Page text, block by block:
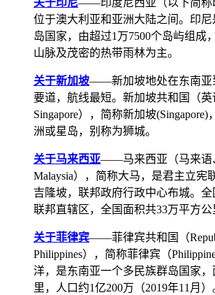
关于印尼——印度尼西亚（以下简称
位于澳大利亚和亚洲大陆之间。印
岛国家，由超过1万7500个岛屿组成
山脉及茂密的热带雨林为主。
关于新加坡——新加坡地处在东南亚
要道，航线最短。新加坡共和国（英
Singapore），简称新加坡
洲或星岛，别称为狮城。
关于马来西亚——马来西亚（马来语
Malaysia），简称大马，是君主立宪
吉隆坡，联邦政府行政中心布城。
联邦直辖区，全国面积共33万平方公
关于菲律宾——菲律宾共和国（
Philippines），简称菲律宾（
洋，是东南亚一个多民族群岛国家，
里，人口约1亿200万（2019年11月）